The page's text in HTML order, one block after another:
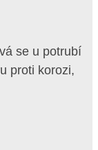
se u potrubí
proti korozi,